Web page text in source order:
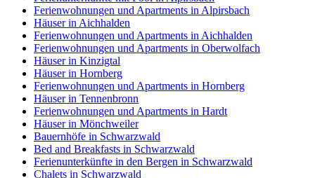
Ferienwohnungen und Apartments in Alpirsbach
Häuser in Aichhalden
Ferienwohnungen und Apartments in Aichhalden
Ferienwohnungen und Apartments in Oberwolfach
Häuser in Kinzigtal
Häuser in Hornberg
Ferienwohnungen und Apartments in Hornberg
Häuser in Tennenbronn
Ferienwohnungen und Apartments in Hardt
Häuser in Mönchweiler
Bauernhöfe in Schwarzwald
Bed and Breakfasts in Schwarzwald
Ferienunterkünfte in den Bergen in Schwarzwald
Chalets in Schwarzwald